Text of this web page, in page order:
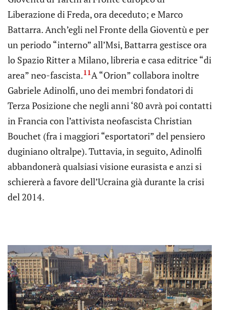
Liberazione di Freda, ora deceduto; e Marco
Battarra. Anch’egli nel Fronte della Gioventù e per
un periodo “interno” all’Msi, Battarra gestisce ora
lo Spazio Ritter a Milano, libreria e casa editrice “di
area” neo-fascista.11A “Orion” collabora inoltre
Gabriele Adinolfi, uno dei membri fondatori di
Terza Posizione che negli anni ‘80 avrà poi contatti
in Francia con l’attivista neofascista Christian
Bouchet (fra i maggiori “esportatori” del pensiero
duginiano oltralpe). Tuttavia, in seguito, Adinolfi
abbandonerà qualsiasi visione eurasista e anzi si
schiererà a favore dell’Ucraina già durante la crisi
del 2014.